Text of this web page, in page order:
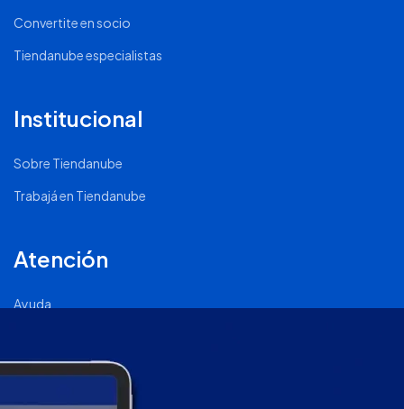
Convertite en socio
Tiendanube especialistas
Institucional
Sobre Tiendanube
Trabajá en Tiendanube
Atención
Ayuda
Página de Status